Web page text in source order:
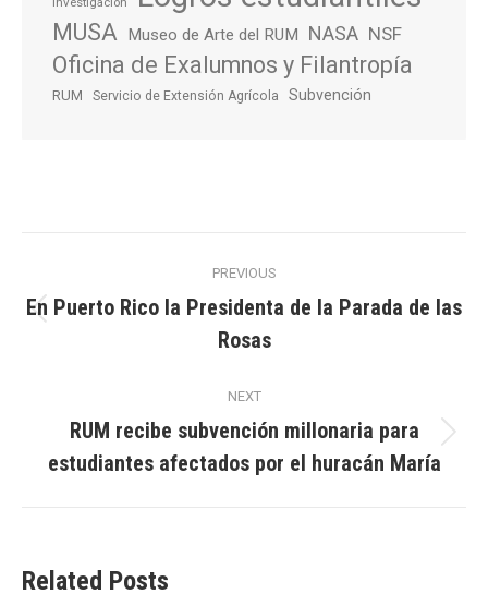
MUSA Museo de Arte del RUM NASA NSF
Oficina de Exalumnos y Filantropía
RUM Servicio de Extensión Agrícola Subvención
navigation
PREVIOUS
post:
En Puerto Rico la Presidenta de la Parada de las
Rosas
NEXT
post:
RUM recibe subvención millonaria para
estudiantes afectados por el huracán María
Related Posts